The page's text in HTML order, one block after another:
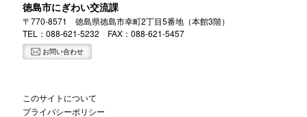
徳島市にぎわい交流課
〒770-8571 徳島県徳島市幸町2丁目5番地（本館3階）
TEL：088-621-5232 FAX：088-621-5457
お問い合わせ
このサイトについて
プライバシーポリシー